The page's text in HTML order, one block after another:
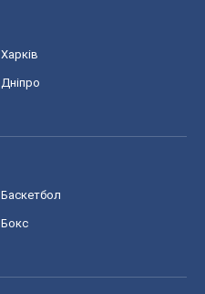
Харків
Дніпро
Баскетбол
Бокс